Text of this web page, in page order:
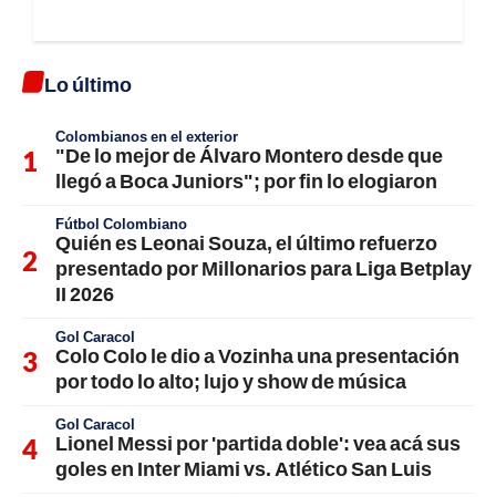
Lo último
Colombianos en el exterior
"De lo mejor de Álvaro Montero desde que
llegó a Boca Juniors"; por fin lo elogiaron
Fútbol Colombiano
Quién es Leonai Souza, el último refuerzo
presentado por Millonarios para Liga Betplay
II 2026
Gol Caracol
Colo Colo le dio a Vozinha una presentación
por todo lo alto; lujo y show de música
Gol Caracol
Lionel Messi por 'partida doble': vea acá sus
goles en Inter Miami vs. Atlético San Luis